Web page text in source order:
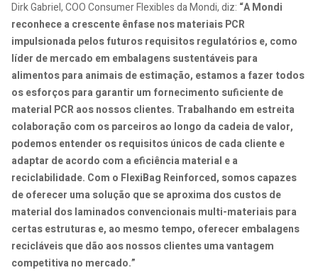
Dirk Gabriel, COO Consumer Flexibles da Mondi, diz: “A Mondi
reconhece a crescente ênfase nos materiais PCR
impulsionada pelos futuros requisitos regulatórios e, como
líder de mercado em embalagens sustentáveis para
alimentos para animais de estimação, estamos a fazer todos
os esforços para garantir um fornecimento suficiente de
material PCR aos nossos clientes. Trabalhando em estreita
colaboração com os parceiros ao longo da cadeia de valor,
podemos entender os requisitos únicos de cada cliente e
adaptar de acordo com a eficiência material e a
reciclabilidade. Com o FlexiBag Reinforced, somos capazes
de oferecer uma solução que se aproxima dos custos de
material dos laminados convencionais multi-materiais para
certas estruturas e, ao mesmo tempo, oferecer embalagens
recicláveis que dão aos nossos clientes uma vantagem
competitiva no mercado.”